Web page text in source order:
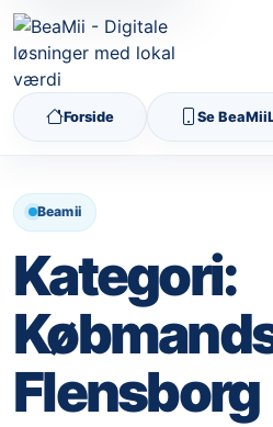
Forside Se
Beamii
Kategori:
Flensborg